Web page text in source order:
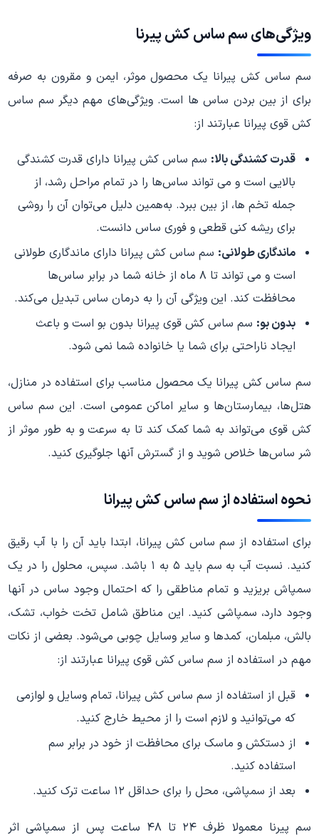
ویژگی‌های سم ساس کش پیرنا
سم ساس کش پیرانا یک محصول موثر، ایمن و مقرون به صرفه
برای از بین بردن ساس ‌ها است. ویژگی‌های مهم دیگر سم ساس
کش قوی پیرانا عبارتند از:
قدرت کشندگی بالا: سم ساس کش پیرانا دارای قدرت کشندگی
بالایی است و می تواند ساس‌ها را در تمام مراحل رشد، از
جمله تخم ها، از بین ببرد. به‌همین دلیل می‌توان آن را روشی
برای ریشه کنی قطعی و فوری ساس دانست.
ماندگاری طولانی: سم ساس کش پیرانا دارای ماندگاری طولانی
است و می تواند تا ۸ ماه از خانه شما در برابر ساس‌ها
محافظت کند. این ویژگی آن را به درمان ساس تبدیل می‌کند.
بدون بو: سم ساس کش قوی پیرانا بدون بو است و باعث
ایجاد ناراحتی برای شما یا خانواده شما نمی شود.
سم ساس کش پیرانا یک محصول مناسب برای استفاده در منازل،
هتل‌ها، بیمارستان‌ها و سایر اماکن عمومی است. این سم ساس
کش قوی می‌تواند به شما کمک کند تا به سرعت و به طور موثر از
شر ساس‌ها خلاص شوید و از گسترش آنها جلوگیری کنید.
نحوه استفاده از سم ساس کش پیرانا
برای استفاده از سم ساس کش پیرانا، ابتدا باید آن را با آب رقیق
کنید. نسبت آب به سم باید ۵ به ۱ باشد. سپس، محلول را در یک
سمپاش بریزید و تمام مناطقی را که احتمال وجود ساس در آنها
وجود دارد، سمپاشی کنید. این مناطق شامل تخت خواب، تشک،
بالش، مبلمان، کمدها و سایر وسایل چوبی می‌شود. بعضی از نکات
مهم در استفاده از سم ساس کش قوی پیرانا عبارتند از:
قبل از استفاده از سم ساس کش پیرانا، تمام وسایل و لوازمی
که می‌توانید و لازم است را از محیط خارج کنید.
از دستکش و ماسک برای محافظت از خود در برابر سم
استفاده کنید.
بعد از سمپاشی، محل را برای حداقل ۱۲ ساعت ترک کنید.
سم پیرنا معمولا ظرف ۲۴ تا ۴۸ ساعت پس از سمپاشی اثر